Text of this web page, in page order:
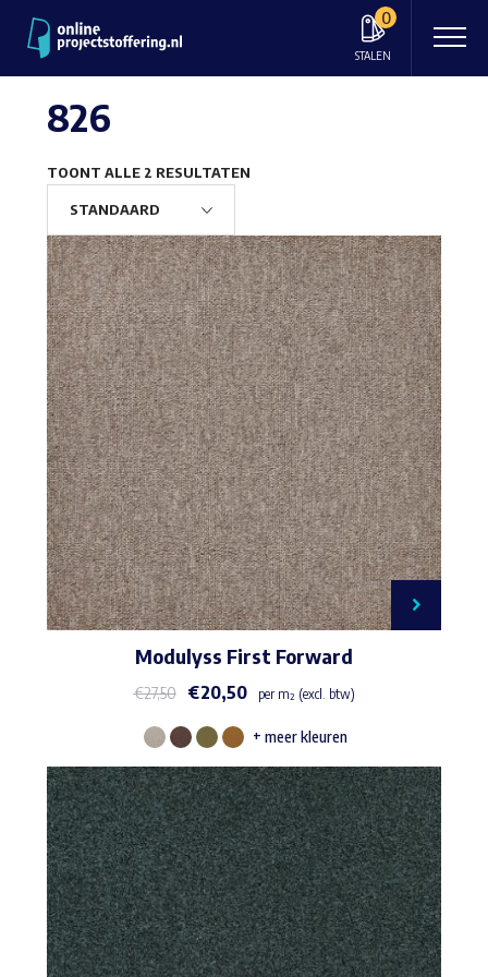
0
STALEN
826
TOONT ALLE 2 RESULTATEN
Modulyss First Forward
€27,50 €20,50 per m² (excl. btw)
Dit
product
heeft
meerdere
variaties.
Deze
optie
kan
+ meer kleuren